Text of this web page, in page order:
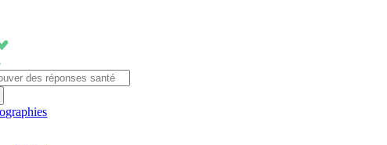
contenu